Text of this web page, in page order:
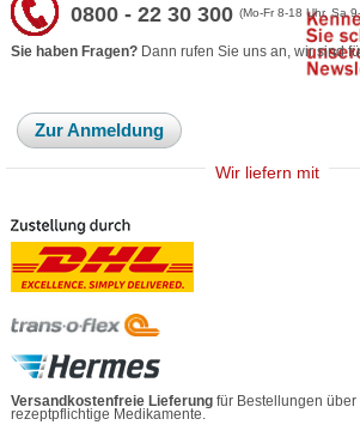
0800 - 22 30 300(Mo-Fr 8-18 Uhr, Sa
Sie haben Fragen? Dann rufen Sie uns an, wir sind
Zur Anmeldung
Wir liefern mit
Versandkostenfreie Lieferung für Bestellungen
rezeptpflichtige Medikamente.